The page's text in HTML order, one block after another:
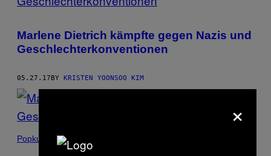
Marlene Dietrich kämpfte gegen Nazis und
Geschlechterkonventionen
05.27.17BY KRISTEN YOONSOO KIM
Popkultur
×